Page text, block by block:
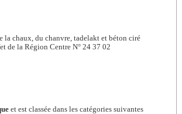
la chaux, du chanvre, tadelakt et béton ciré
de la Région Centre N° 24 37 02
et est classée dans les catégories suivantes